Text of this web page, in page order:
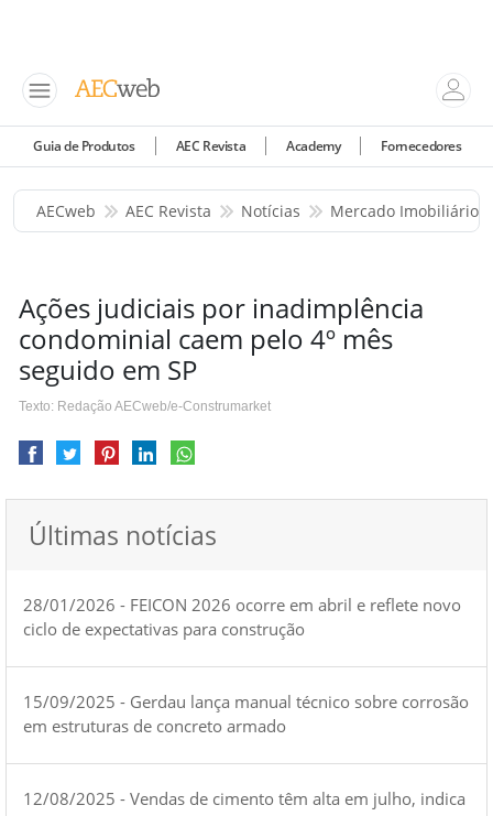
Guia de Produtos AEC Revista Academy Fornecedores
AECweb AEC Revista Notícias Mercado Imobiliário
Ações judiciais por inadimplência
condominial caem pelo 4º mês
seguido em SP
Texto: Redação AECweb/e-Construmarket
Últimas notícias
28/01/2026 - FEICON 2026 ocorre em abril e reflete novo
ciclo de expectativas para construção
15/09/2025 - Gerdau lança manual técnico sobre corrosão
em estruturas de concreto armado
12/08/2025 - Vendas de cimento têm alta em julho, indica